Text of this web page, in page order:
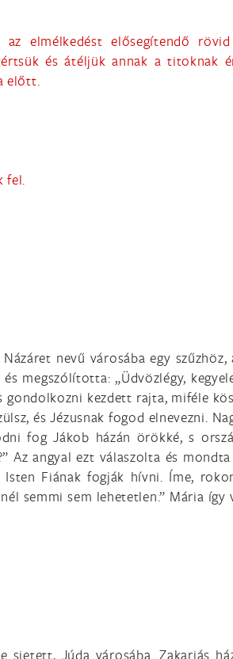
elmélkedést elősegítendő rövid
és átéljük annak a titoknak
előtt.
fel.
nevű városába egy
megszólította: „Üdvözlégy,
kezdett rajta, miféle
és Jézusnak fogod elnevezni.
fog Jákob házán örökké, s
angyal ezt válaszolta és
Fiának fogják hívni. Íme,
semmi sem lehetetlen.” Mária így
sietett, Júda városába. Zakariás